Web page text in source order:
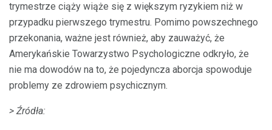
trymestrze ciąży wiąże się z większym ryzykiem niż w
przypadku pierwszego trymestru. Pomimo powszechnego
przekonania, ważne jest również, aby zauważyć, że
Amerykańskie Towarzystwo Psychologiczne odkryło, że
nie ma dowodów na to, że pojedyncza aborcja spowoduje
problemy ze zdrowiem psychicznym.
> Źródła: